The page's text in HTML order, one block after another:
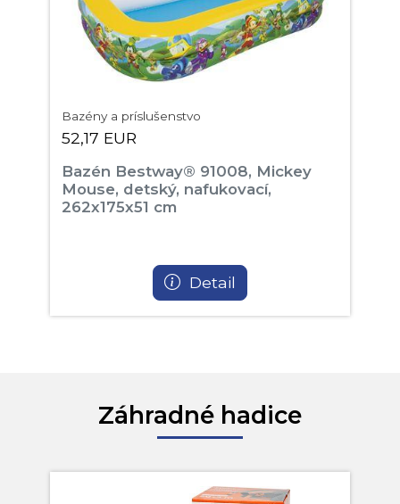
Bazény a príslušenstvo
52,17 EUR
Bazén Bestway® 91008, Mickey
Mouse, detský, nafukovací,
262x175x51 cm
Detail
Záhradné hadice